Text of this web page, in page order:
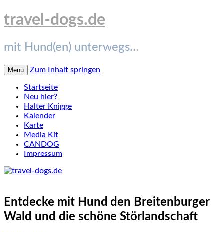
travel-dogs.de
mit Hund(en) unterwegs…
Menü Zum Inhalt springen
Startseite
Neu hier?
Halter Knigge
Kalender
Karte
Media Kit
CANDOG
Impressum
Entdecke mit Hund den Breitenburger
Wald und die schöne Störlandschaft